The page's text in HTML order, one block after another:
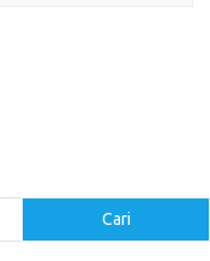
Cari